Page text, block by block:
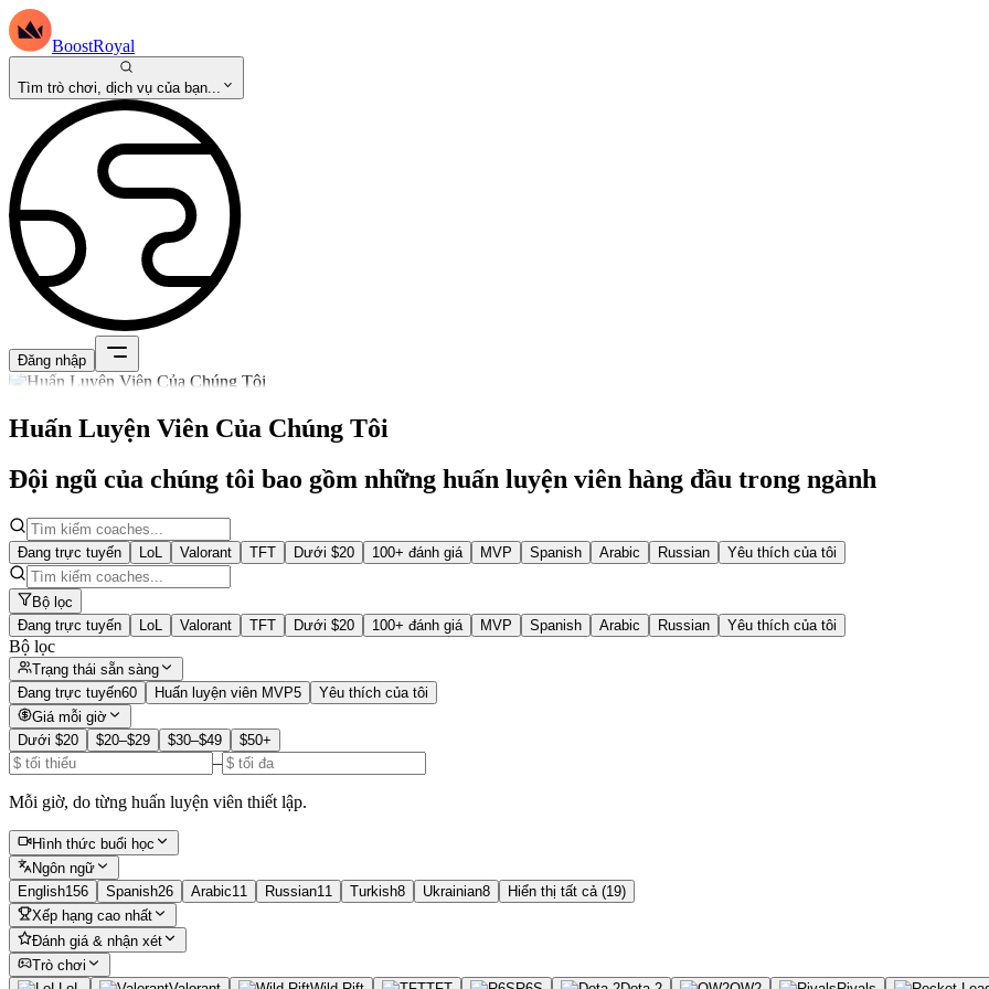
BoostRoyal
Tìm trò chơi, dịch vụ của bạn...
Đăng nhập
Huấn Luyện Viên Của Chúng Tôi
Đội ngũ của chúng tôi bao gồm những huấn luyện viên hàng đầu trong ngành
Đang trực tuyến LoL Valorant TFT Dưới $20 100+ đánh giá MVP Spanish Arabic Russian Yêu thích của tôi
Bộ lọc
Đang trực tuyến
LoL Valorant TFT Dưới $20 100+ đánh giá MVP Spanish Arabic Russian Yêu thích của tôi
Bộ lọc
Trạng thái sẵn sàng
Đang trực tuyến60 Huấn luyện viên MVP5
Yêu thích của tôi
Giá mỗi giờ
Dưới $20
$20–$29 $30–$49 $50+
–
Mỗi giờ, do từng huấn luyện viên thiết lập.
Hình thức buổi học
Ngôn ngữ
English156 Spanish26 Arabic11 Russian11 Turkish8 Ukrainian8
Hiển thị tất cả (19)
Xếp hạng cao nhất
Đánh giá & nhận xét
Trò chơi